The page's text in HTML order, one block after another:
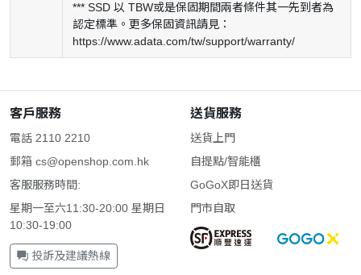
*** SSD 以 TBW或是保固期間兩者條件其一先到者為
認定標準。更多保固資訊請見：
https://www.adata.com/tw/support/warranty/
客戶服務
電話 2110 2210
郵箱 cs@openshop.com.hk
客服服務時間:
星期一至六11:30-20:00 星期日
10:30-19:00
投訴及建議熱線
送貨服務
送貨上門
自提點/智能櫃
GoGoX即日送貨
門市自取